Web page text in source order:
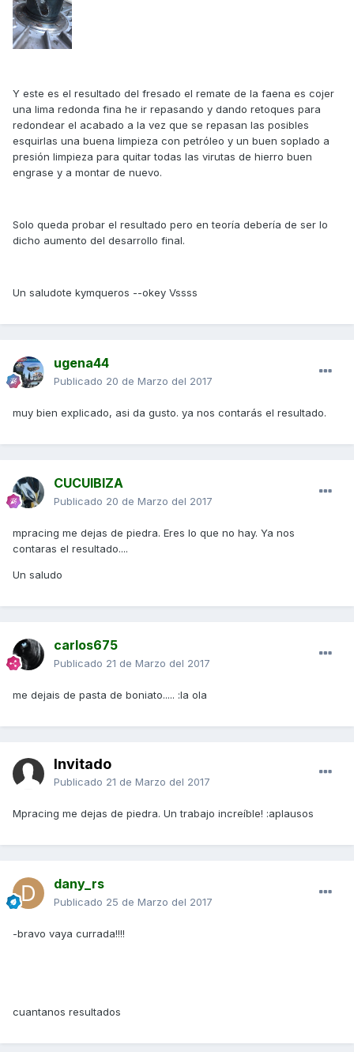
Y este es el resultado del fresado el remate de la faena es cojer
una lima redonda fina he ir repasando y dando retoques para
redondear el acabado a la vez que se repasan las posibles
esquirlas una buena limpieza con petróleo y un buen soplado a
presión limpieza para quitar todas las virutas de hierro buen
engrase y a montar de nuevo.
Solo queda probar el resultado pero en teoría debería de ser lo
dicho aumento del desarrollo final.
Un saludote kymqueros --okey Vssss
ugena44
Publicado 20 de Marzo del 2017
muy bien explicado, asi da gusto. ya nos contarás el resultado.
CUCUIBIZA
Publicado 20 de Marzo del 2017
mpracing me dejas de piedra. Eres lo que no hay. Ya nos
contaras el resultado....
Un saludo
carlos675
Publicado 21 de Marzo del 2017
me dejais de pasta de boniato..... :la ola
Invitado
Publicado 21 de Marzo del 2017
Mpracing me dejas de piedra. Un trabajo increíble! :aplausos
dany_rs
Publicado 25 de Marzo del 2017
-bravo vaya currada!!!!
cuantanos resultados